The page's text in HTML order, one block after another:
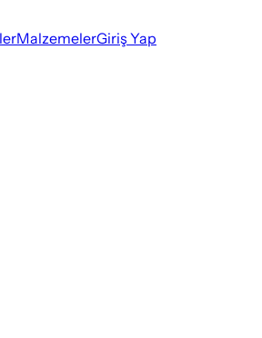
MalzemelerGiriş Yap